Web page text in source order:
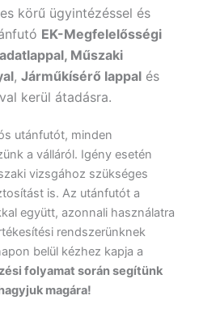
körű ügyintézéssel és
EK-Megfelelősségi
Műszaki
, Járműkísérő lappal és
kerül átadásra.
utánfutót, minden
a válláról. Igény esetén
vizsgához szükséges
is. Az utánfutót a
együtt, azonnali használatra
rendszerünknek
belül kézhez kapja a
folyamat során segítünk
magára!